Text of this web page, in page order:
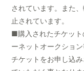
されています。また
止されています。
■購入されたチケット
ーネットオークショ
チケットをお申し込